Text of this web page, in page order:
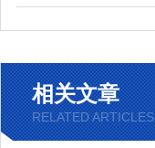
相关文章
RELATED ARTICLES